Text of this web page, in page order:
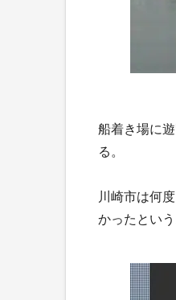
船着き場に
る。
川崎市は何
かったという